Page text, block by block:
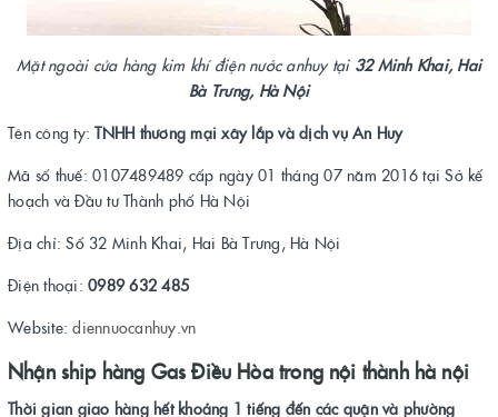
Mặt ngoài cửa hàng kim khí điện nước anhuy tại 32 Minh Khai, Hai
Bà Trưng, Hà Nội
Tên công ty:TNHH thương mại xây lắp và dịch vụ An Huy
Mã số thuế: 0107489489 cấp ngày 01 tháng 07 năm 2016 tại Sở kế
hoạch và Đầu tư Thành phố Hà Nội
Địa chỉ: Số 32 Minh Khai, Hai Bà Trưng, Hà Nội
Điện thoại: 0989 632 485
Website:diennuocanhuy.vn
Nhận ship hàng Gas Điều Hòa trong nội thành hà nội
Thời gian giao hàng hết khoảng 1 tiếng đến các quận và phường